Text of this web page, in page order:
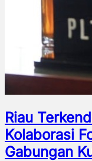
Riau
Kolaborasi
Gabungan